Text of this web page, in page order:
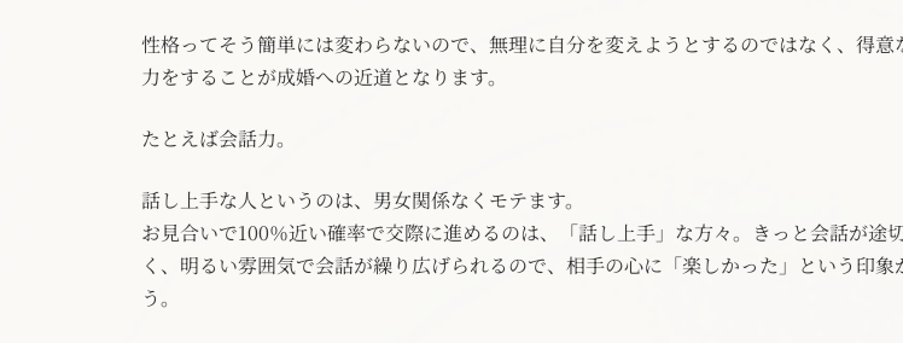
性格ってそう簡単には変わらないので、無理に自分を変えようとするのではなく、得意
力をすることが成婚への近道となります。
たとえば会話力。
話し上手な人というのは、男女関係なくモテます。
お見合いで100％近い確率で交際に進めるのは、「話し上手」な方々。きっと会話が途
く、明るい雰囲気で会話が繰り広げられるので、相手の心に「楽しかった」という印象
う。